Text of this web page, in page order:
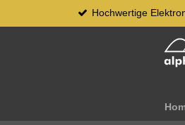
Hauptinhalt
Hochwertige